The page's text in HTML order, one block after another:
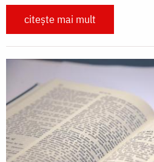
citește mai mult